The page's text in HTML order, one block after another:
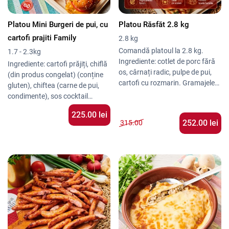
Platoul poate fi completat cu o
limonadă rece sau o bere blondă
artizanală. Ideal pentru două-
trei porții consistente.
Testimoniale
„Carnea e suculentă, cartofii
gustoși, iar sosurile sunt
excelente!” – Cosmin R.
„Perfect pentru mese rapide cu
prietenii.” – Dana M.
Platou Mini Burgeri de pui, cu
cartofi prajiti Family
1.7 - 2.3kg
Ingrediente: cartofi prăjiți, chiflă
(din produs congelat) (conține
gluten), chiftea (carne de pui,
condimente), sos cocktail
(conține ou), cheddar, roșie,
castraveți murați, salata lollo
rossa, brânză dură, ierburi
225.00 lei
Platou Răsfăt 2.8 kg
2.8 kg
Comandă platoul la 2.8 kg.
Ingrediente: cotlet de porc fără
os, cârnați radic, pulpe de pui,
cartofi cu rozmarin. Gramajele
315.00 252.00 lei